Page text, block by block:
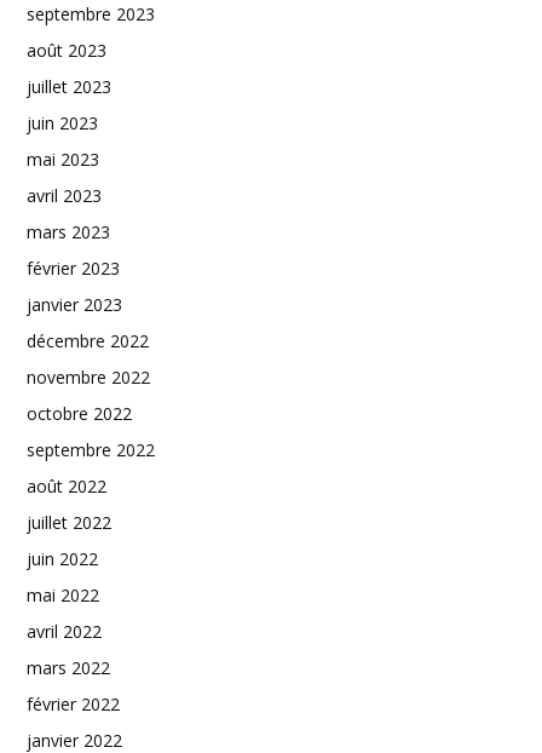
septembre 2023
août 2023
juillet 2023
juin 2023
mai 2023
avril 2023
mars 2023
février 2023
janvier 2023
décembre 2022
novembre 2022
octobre 2022
septembre 2022
août 2022
juillet 2022
juin 2022
mai 2022
avril 2022
mars 2022
février 2022
janvier 2022